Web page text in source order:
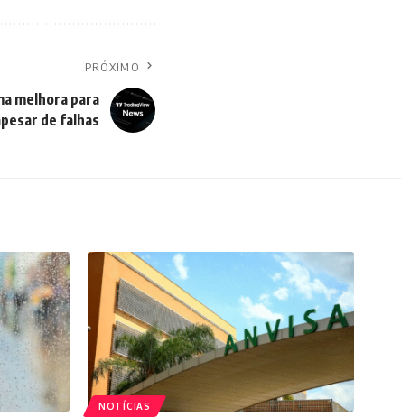
PRÓXIMO
melhora para
de falhas
NOTÍCIAS